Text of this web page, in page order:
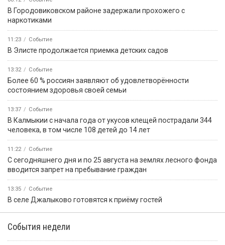
В Городовиковском районе задержали прохожего с
наркотиками
11:23 Событие
В Элисте продолжается приемка детских садов
13:32 Событие
Более 60 % россиян заявляют об удовлетворённости
состоянием здоровья своей семьи
13:37 Событие
В Калмыкии с начала года от укусов клещей пострадали 344
человека, в том числе 108 детей до 14 лет
11:22 Событие
С сегодняшнего дня и по 25 августа на землях лесного фонда
вводится запрет на пребывание граждан
13:35 Событие
В селе Джалыково готовятся к приёму гостей
События недели